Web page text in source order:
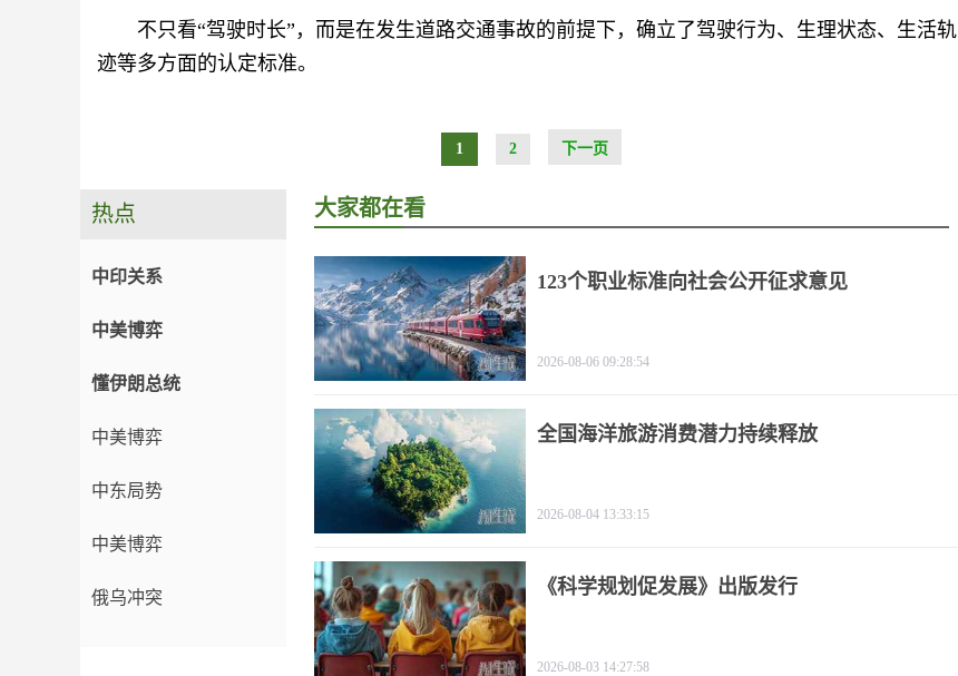
不只看“驾驶时长”，而是在发生道路交通事故的前提下，确立了驾驶行为、生理状态、生活轨
迹等多方面的认定标准。
1 2 下一页
热点
中印关系
中美博弈
懂伊朗总统
中美博弈
中东局势
中美博弈
俄乌冲突
大家都在看
123个职业标准向社会公开征求意见
2026-08-06 09:28:54
全国海洋旅游消费潜力持续释放
2026-08-04 13:33:15
《科学规划促发展》出版发行
2026-08-03 14:27:58